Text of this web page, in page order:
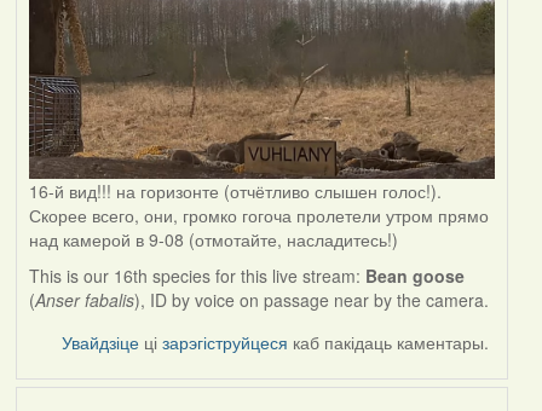
16-й вид!!! на горизонте (отчётливо слышен голос!).
Скорее всего, они, громко гогоча пролетели утром прямо
над камерой в 9-08 (отмотайте, насладитесь!)
This is our 16th species for this live stream: Bean goose
(Anser fabalis), ID by voice on passage near by the camera.
Увайдзіце цізарэгіструйцеся каб пакідаць каментары.